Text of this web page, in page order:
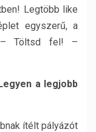
Legtöbb like
egyszerű, a
– Töltsd fel! –
a legjobb
ítélt pályázót